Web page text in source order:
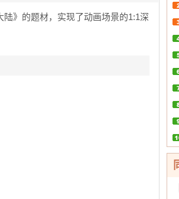
陆》的题材，实现了动画场景的1:1深